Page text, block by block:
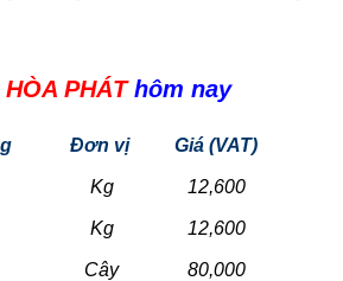
HÒA PHÁThôm nay
Đơn vị Giá (VAT)
Kg 12,600
Kg 12,600
Cây 80,000